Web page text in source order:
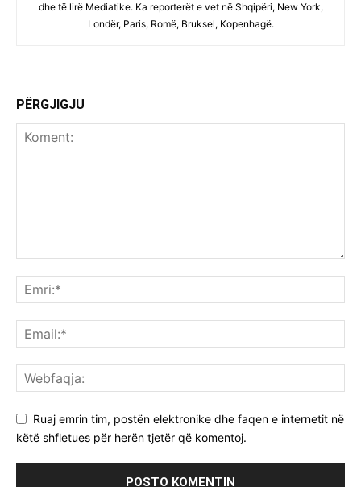
dhe të lirë Mediatike. Ka reporterët e vet në Shqipëri, New York,
Londër, Paris, Romë, Bruksel, Kopenhagë.
PËRGJIGJU
Ruaj emrin tim, postën elektronike dhe faqen e internetit në
këtë shfletues për herën tjetër që komentoj.